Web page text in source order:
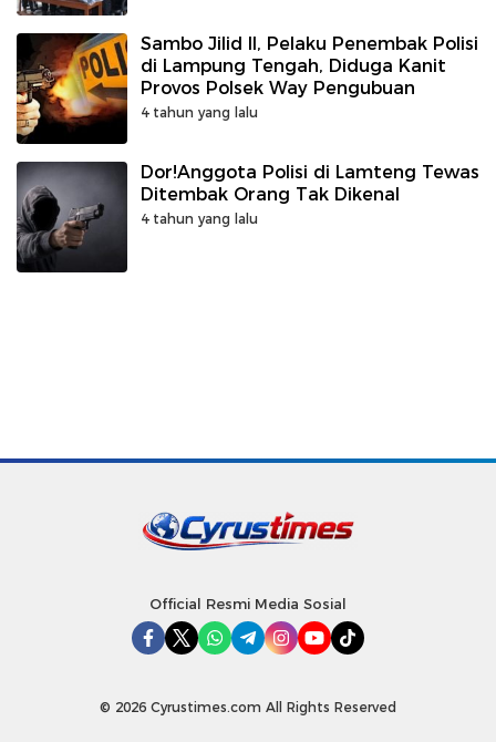
Sambo Jilid II, Pelaku Penembak Polisi
di Lampung Tengah, Diduga Kanit
Provos Polsek Way Pengubuan
4 tahun yang lalu
Dor!Anggota Polisi di Lamteng Tewas
Ditembak Orang Tak Dikenal
4 tahun yang lalu
Official Resmi Media Sosial
© 2026 Cyrustimes.com All Rights Reserved